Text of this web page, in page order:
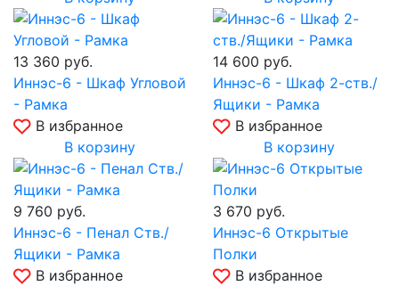
13 360 руб.
Иннэс-6 - Шкаф Угловой
- Рамка
В избранное
В корзину
14 600 руб.
Иннэс-6 - Шкаф 2-ств./
Ящики - Рамка
В избранное
В корзину
9 760 руб.
Иннэс-6 - Пенал Ств./
Ящики - Рамка
В избранное
3 670 руб.
Иннэс-6 Открытые
Полки
В избранное